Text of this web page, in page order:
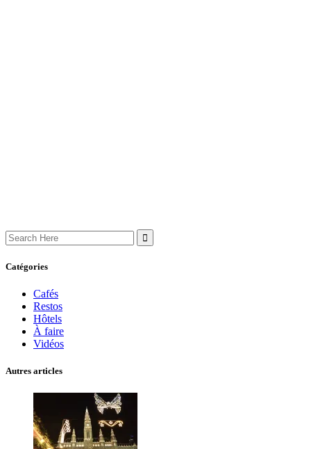
Search
for:
Catégories
Cafés
Restos
Hôtels
À faire
Vidéos
Autres articles